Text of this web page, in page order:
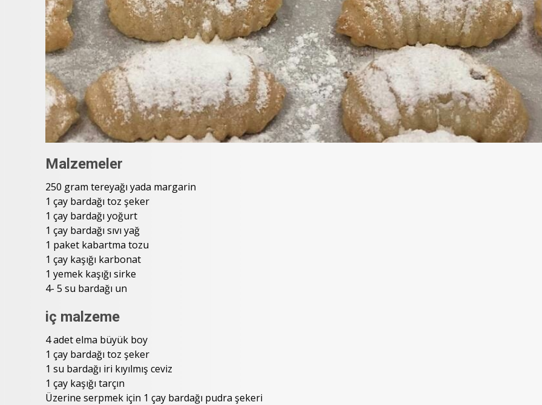
Malzemeler
250 gram tereyağı yada margarin
1 çay bardağı toz şeker
1 çay bardağı yoğurt
1 çay bardağı sıvı yağ
1 paket kabartma tozu
1 çay kaşığı karbonat
1 yemek kaşığı sirke
4- 5 su bardağı un
iç malzeme
4 adet elma büyük boy
1 çay bardağı toz şeker
1 su bardağı iri kıyılmış ceviz
1 çay kaşığı tarçın
Üzerine serpmek için 1 çay bardağı pudra şekeri